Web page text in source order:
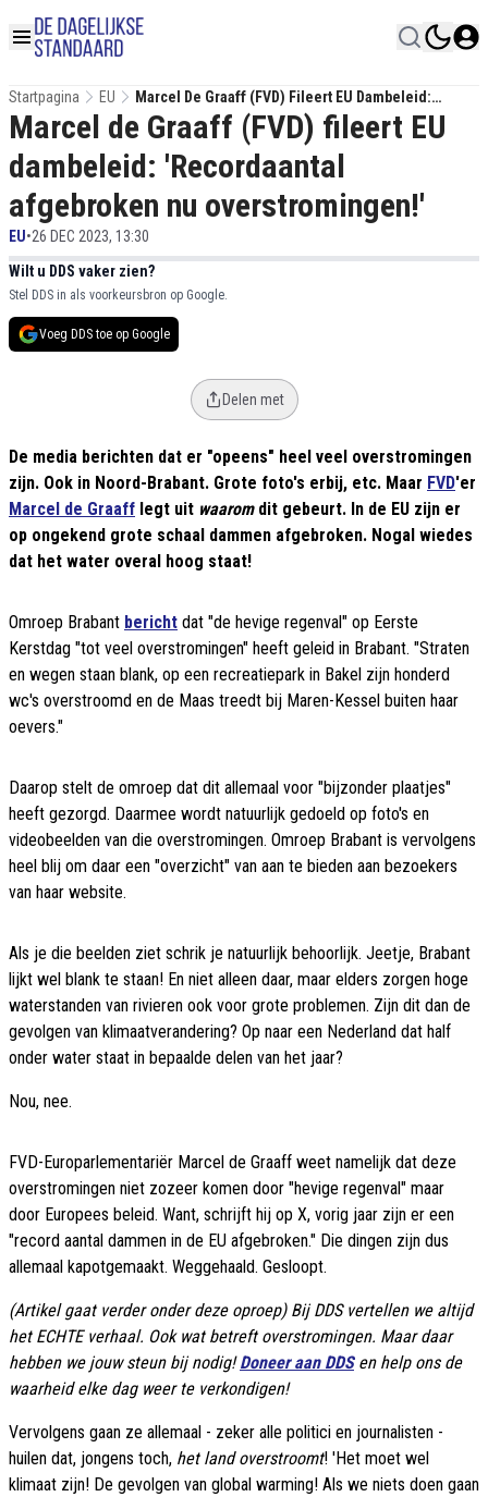
Startpagina EU
Marcel De Graaff (FVD) Fileert EU Dambeleid:
'Recordaantal Afgebroken Nu Overstromingen!'
Marcel de Graaff (FVD) fileert EU
dambeleid: 'Recordaantal
afgebroken nu overstromingen!'
EU•26 DEC 2023, 13:30
Wilt u DDS vaker zien?
Stel DDS in als voorkeursbron op Google.
Voeg DDS toe op Google
Delen met
De media berichten dat er "opeens" heel veel overstromingen
zijn. Ook in Noord-Brabant. Grote foto's erbij, etc. Maar FVD'er
Marcel de Graaff legt uit waaromdit gebeurt. In de EU zijn er
op ongekend grote schaal dammen afgebroken. Nogal wiedes
dat het water overal hoog staat!
Omroep Brabant bericht dat "de hevige regenval" op Eerste
Kerstdag "tot veel overstromingen" heeft geleid in Brabant. "Straten
en wegen staan blank, op een recreatiepark in Bakel zijn honderd
wc's overstroomd en de Maas treedt bij Maren-Kessel buiten haar
oevers."
Daarop stelt de omroep dat dit allemaal voor "bijzonder plaatjes"
heeft gezorgd. Daarmee wordt natuurlijk gedoeld op foto's en
videobeelden van die overstromingen. Omroep Brabant is vervolgens
heel blij om daar een "overzicht" van aan te bieden aan bezoekers
van haar website.
Als je die beelden ziet schrik je natuurlijk behoorlijk. Jeetje, Brabant
lijkt wel blank te staan! En niet alleen daar, maar elders zorgen hoge
waterstanden van rivieren ook voor grote problemen. Zijn dit dan de
gevolgen van klimaatverandering? Op naar een Nederland dat half
onder water staat in bepaalde delen van het jaar?
Nou, nee.
FVD-Europarlementariër Marcel de Graaff weet namelijk dat deze
overstromingen niet zozeer komen door "hevige regenval" maar
door Europees beleid. Want, schrijft hij op X, vorig jaar zijn er een
"record aantal dammen in de EU afgebroken." Die dingen zijn dus
allemaal kapotgemaakt. Weggehaald. Gesloopt.
(Artikel gaat verder onder deze oproep) Bij DDS vertellen we altijd
het ECHTE verhaal. Ook wat betreft overstromingen. Maar daar
hebben we jouw steun bij nodig!Doneer aan DDSen help ons de
waarheid elke dag weer te verkondigen!
Vervolgens gaan ze allemaal - zeker alle politici en journalisten -
huilen dat, jongens toch, het land overstroomt! 'Het moet wel
klimaat zijn! De gevolgen van global warming! Als we niets doen gaan